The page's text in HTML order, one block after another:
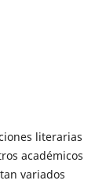
literarias
académicos
variados